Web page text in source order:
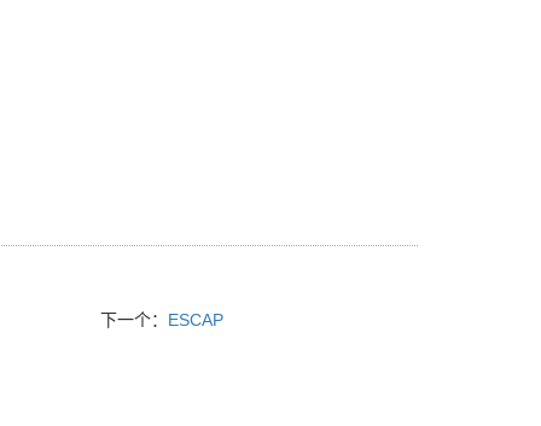
下一个： ESCAP